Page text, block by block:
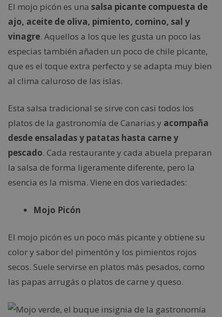
El mojo picón es una salsa picante compuesta de
ajo, aceite de oliva, pimiento, comino, sal y
vinagre. Aquellos a los que les gusta un poco las
especias también añaden un poco de chile picante,
que es el toque extra perfecto y se adapta muy bien
al clima caluroso de las islas.
Esta salsa tradicional se sirve con casi todos los
platos de la gastronomía de Canarias y acompaña
desde ensaladas y patatas hasta carne y
pescado. Cada restaurante y cada abuela preparan
la salsa de forma ligeramente diferente, pero la
esencia es la misma. Viene en dos variedades:
Mojo Picón
El mojo picón es un poco más picante y obtiene su
color y sabor del pimentón y los pimientos rojos
secos. Suele servirse en platos más pesados, como
las papas arrugás o platos de carne y queso.